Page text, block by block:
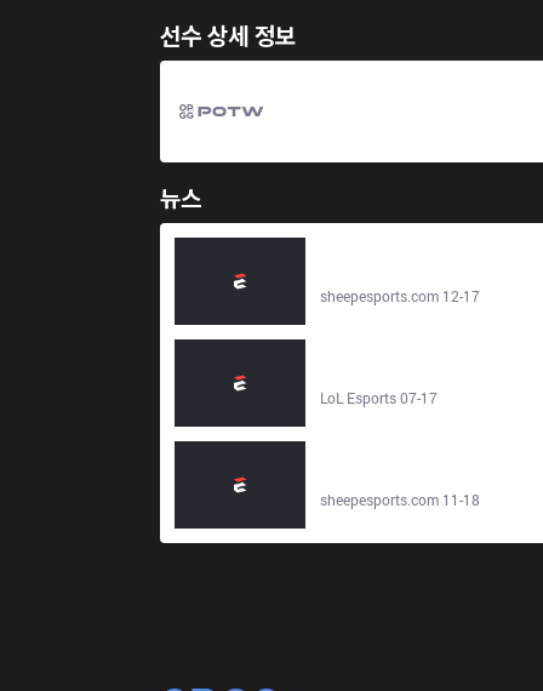
선수 상세 정보
뉴스
sheepesports.com 12-17
LoL Esports 07-17
sheepesports.com 11-18